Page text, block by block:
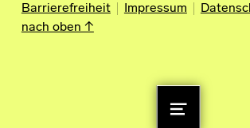
MENU
Barrierefreiheit
Impressum
nach oben ↑